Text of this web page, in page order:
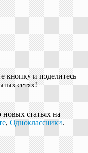
кнопку и поделитесь
сетях!
статьях на
, Одноклассники.